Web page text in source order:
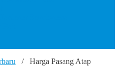
/ Harga Pasang Atap